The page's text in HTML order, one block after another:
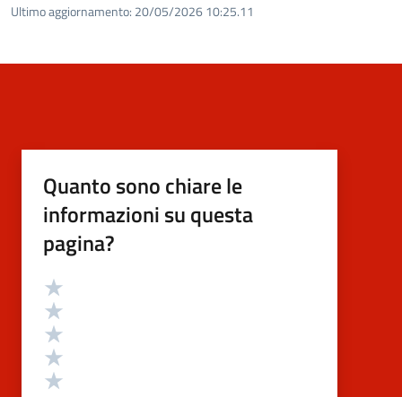
Ultimo aggiornamento: 20/05/2026 10:25.11
Quanto sono chiare le
informazioni su questa
pagina?
Valutazione